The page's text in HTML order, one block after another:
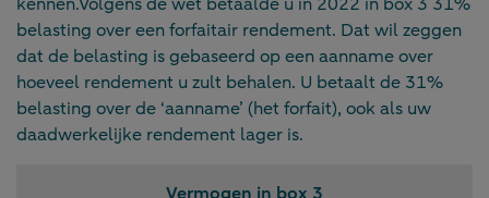
belasting over een forfaitair rendement. Dat wil zeggen
dat de belasting is gebaseerd op een aanname over
hoeveel rendement u zult behalen. U betaalt de 31%
belasting over de ‘aanname’ (het forfait), ook als uw
daadwerkelijke rendement lager is.